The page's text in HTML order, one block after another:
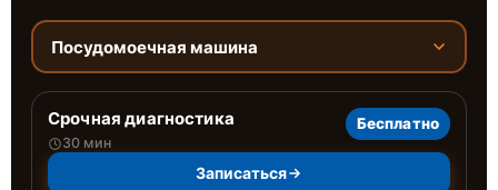
Посудомоечная машина
Срочная диагностика
30 мин
Бесплатно
Записаться